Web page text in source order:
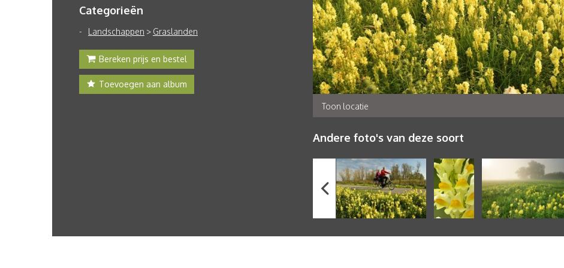
Categorieën
Landschappen > Graslanden
Bereken prijs en bestel
Toevoegen aan album
Toon locatie
Andere foto's van deze soort